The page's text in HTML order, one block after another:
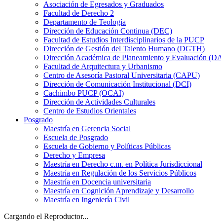
Asociación de Egresados y Graduados
Facultad de Derecho 2
Departamento de Teología
Dirección de Educación Continua (DEC)
Facultad de Estudios Interdisciplinarios de la PUCP
Dirección de Gestión del Talento Humano (DGTH)
Dirección Académica de Planeamiento y Evaluación
Facultad de Arquitectura y Urbanismo
Centro de Asesoría Pastoral Universitaria (CAPU)
Dirección de Comunicación Institucional (DCI)
Cachimbo PUCP (OCAI)
Dirección de Actividades Culturales
Centro de Estudios Orientales
Posgrado
Maestría en Gerencia Social
Escuela de Posgrado
Escuela de Gobierno y Políticas Públicas
Derecho y Empresa
Maestría en Derecho c.m. en Política Jurisdiccional
Maestría en Regulación de los Servicios Públicos
Maestría en Docencia universitaria
Maestría en Cognición Aprendizaje y Desarrollo
Maestría en Ingeniería Civil
Cargando el Reproductor...